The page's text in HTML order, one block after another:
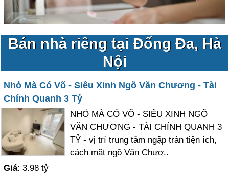
Bán nhà riêng tại Đống Đa, Hà
Nội
Nhỏ Mà Có Võ - Siêu Xinh Ngõ Văn Chương - Tài
Chính Quanh 3 Tỷ
NHỎ MÀ CÓ VÕ - SIÊU XINH NGÕ
VĂN CHƯƠNG - TÀI CHÍNH QUANH 3
TỶ - vị trí trung tâm ngập tràn tiện ích,
cách mặt ngõ Văn Chươ..
Giá: 3.98 tỷ